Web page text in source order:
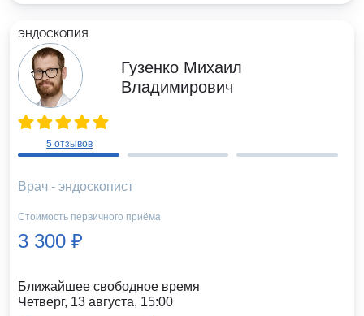
ЭНДОСКОПИЯ
5 отзывов
Гузенко Михаил
Владимирович
Врач - эндоскопист
Стоимость первичного приёма
3 300 ₽
Ближайшее свободное время
Четверг, 13 августа, 15:00